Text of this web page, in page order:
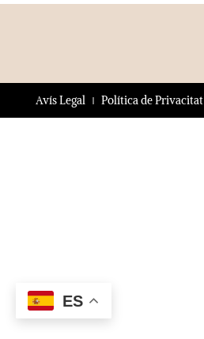
Avís Legal Política de Privacitat
ES